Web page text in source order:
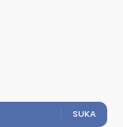
SUKA